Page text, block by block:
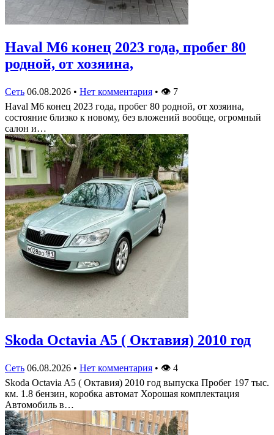
Haval M6 конец 2023 года, пробег 80
родной, от хозяина,
Сеть 06.08.2026 • Нет комментария • 👁 7
Haval M6 конец 2023 года, пробег 80 родной, от хозяина,
состояние близко к новому, без вложений вообще, огромный
салон и…
Skoda Octavia A5 ( Октавия) 2010 год
Сеть 06.08.2026 • Нет комментария • 👁 4
Skoda Octavia A5 ( Октавия) 2010 год выпуска Пробег 197 тыс.
км. 1.8 бензин, коробка автомат Хорошая комплектация
Автомобиль в…